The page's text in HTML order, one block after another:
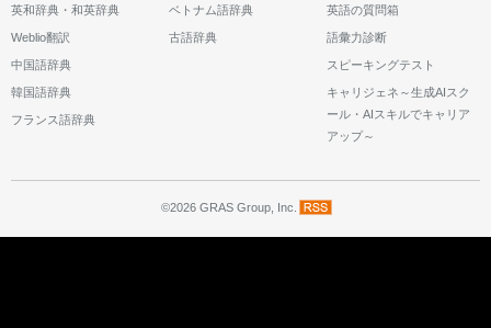
英和辞典・和英辞典
Weblio翻訳
中国語辞典
韓国語辞典
フランス語辞典
ベトナム語辞典
古語辞典
英語の質問箱
語彙力診断
スピーキングテスト
キャリジェネ～生成AIスク
ール・AIスキルでキャリア
アップ～
©2026 GRAS Group, Inc.